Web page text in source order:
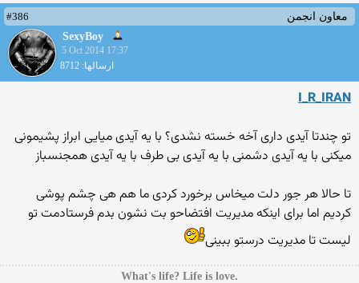
معاون انجمن
#386
SexyBoy
5 Oct 2014 17:37
ارسالها: 8712
I_R_IRAN
تو چندتا آیدی داری آخه خسته نشدی؟ با یه آیدی میایی ابراز پشیمونی
میکنی با یه آیدی دشمنی با یه آیدی بی طرف با یه آیدی همجنسباز
تا حالا هر جور دلت میخاس برخورد کردی ما هم هی چشم پوشی
کردیم اما برای اینکه مدیریت افتضاحو بت نشون بدم فرستادمت تو
لیست تا مدیریت درستو ببینی
.What's life? Life is love